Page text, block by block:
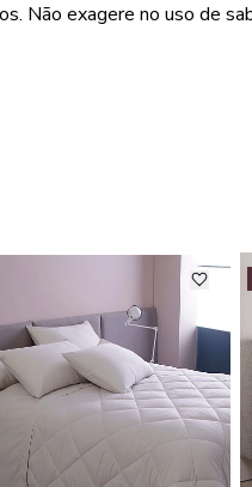
Não exagere no uso de